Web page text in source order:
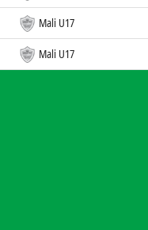
Mali U17
Mali U17